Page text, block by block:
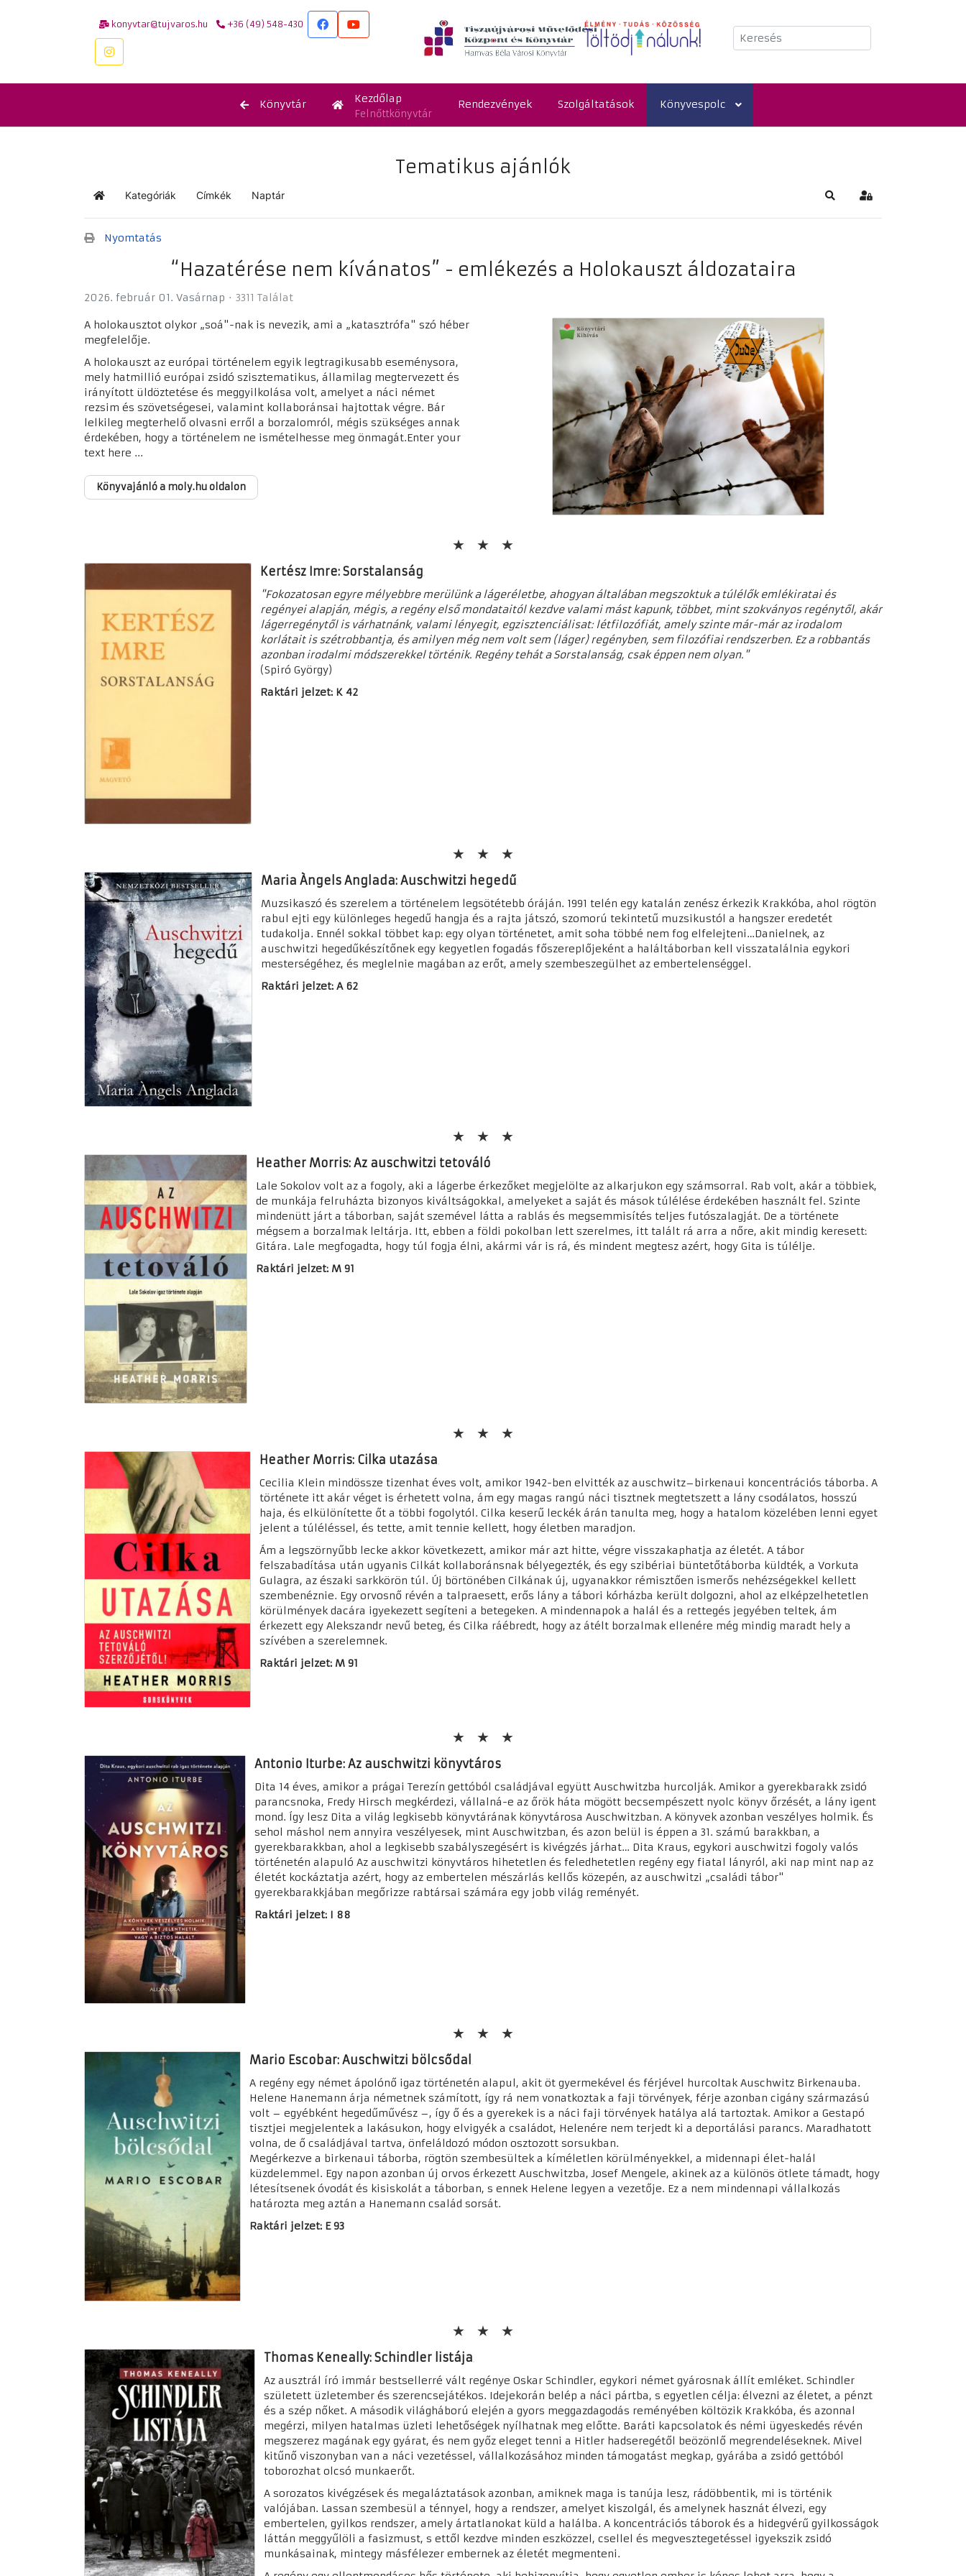
konyvtar@tujvaros.hu +36 (49) 548-430
Keresés
Könyvtár Kezdőlap
Felnőttkönyvtár
Rendezvények Szolgáltatások Könyvespolc
Tematikus ajánlók
KezdőlapKategóriák Címkék Naptár KeresésBejelentkezés
Nyomtatás
“Hazatérése nem kívánatos” - emlékezés a Holokauszt áldozataira
2026. február 01. Vasárnap 3311 Találat
A holokausztot olykor „soá"-nak is nevezik, ami a „katasztrófa" szó héber
megfelelője.
A holokauszt az európai történelem egyik legtragikusabb eseménysora,
mely hatmillió európai zsidó szisztematikus, államilag megtervezett és
irányított üldöztetése és meggyilkolása volt, amelyet a náci német
rezsim és szövetségesei, valamint kollaboránsai hajtottak végre. Bár
lelkileg megterhelő olvasni erről a borzalomról, mégis szükséges annak
érdekében, hogy a történelem ne ismételhesse meg önmagát.Enter your
text here ...
Könyvajánló a moly.hu oldalon
Kertész Imre: Sorstalanság
"Fokozatosan egyre mélyebbre merülünk a lágeréletbe, ahogyan általában megszoktuk a túlélők emlékiratai és
regényei alapján, mégis, a regény első mondataitól kezdve valami mást kapunk, többet, mint szokványos regénytől, akár
lágerregénytől is várhatnánk, valami lényegit, egzisztenciálisat: létfilozófiát, amely szinte már-már az irodalom
korlátait is szétrobbantja, és amilyen még nem volt sem (láger) regényben, sem filozófiai rendszerben. Ez a robbantás
azonban irodalmi módszerekkel történik. Regény tehát a Sorstalanság, csak éppen nem olyan."
(Spiró György)
Raktári jelzet: K 42
Maria Àngels Anglada: Auschwitzi hegedű
Muzsikaszó és szerelem a történelem legsötétebb óráján. 1991 telén egy katalán zenész érkezik Krakkóba, ahol rögtön
rabul ejti egy különleges hegedű hangja és a rajta játszó, szomorú tekintetű muzsikustól a hangszer eredetét
tudakolja. Ennél sokkal többet kap: egy olyan történetet, amit soha többé nem fog elfelejteni…Danielnek, az
auschwitzi hegedűkészítőnek egy kegyetlen fogadás főszereplőjeként a haláltáborban kell visszatalálnia egykori
mesterségéhez, és meglelnie magában az erőt, amely szembeszegülhet az embertelenséggel.
Raktári jelzet: A 62
Heather Morris: Az auschwitzi tetováló
Lale Sokolov volt az a fogoly, aki a lágerbe érkezőket megjelölte az alkarjukon egy számsorral. Rab volt, akár a többiek,
de munkája felruházta bizonyos kiváltságokkal, amelyeket a saját és mások túlélése érdekében használt fel. Szinte
mindenütt járt a táborban, saját szemével látta a rablás és megsemmisítés teljes futószalagját. De a története
mégsem a borzalmak leltárja. Itt, ebben a földi pokolban lett szerelmes, itt talált rá arra a nőre, akit mindig keresett:
Gitára. Lale megfogadta, hogy túl fogja élni, akármi vár is rá, és mindent megtesz azért, hogy Gita is túlélje.
Raktári jelzet: M 91
Heather Morris: Cilka utazása
Cecilia Klein mindössze tizenhat éves volt, amikor 1942-ben elvitték az auschwitz–birkenaui koncentrációs táborba. A
története itt akár véget is érhetett volna, ám egy magas rangú náci tisztnek megtetszett a lány csodálatos, hosszú
haja, és elkülönítette őt a többi fogolytól. Cilka keserű leckék árán tanulta meg, hogy a hatalom közelében lenni egyet
jelent a túléléssel, és tette, amit tennie kellett, hogy életben maradjon.
Ám a legszörnyűbb lecke akkor következett, amikor már azt hitte, végre visszakaphatja az életét. A tábor
felszabadítása után ugyanis Cilkát kollaboránsnak bélyegezték, és egy szibériai büntetőtáborba küldték, a Vorkuta
Gulagra, az északi sarkkörön túl. Új börtönében Cilkának új, ugyanakkor rémisztően ismerős nehézségekkel kellett
szembenéznie. Egy orvosnő révén a talpraesett, erős lány a tábori kórházba került dolgozni, ahol az elképzelhetetlen
körülmények dacára igyekezett segíteni a betegeken. A mindennapok a halál és a rettegés jegyében teltek, ám
érkezett egy Alekszandr nevű beteg, és Cilka ráébredt, hogy az átélt borzalmak ellenére még mindig maradt hely a
szívében a szerelemnek.
Raktári jelzet: M 91
Antonio Iturbe: Az auschwitzi könyvtáros
Dita 14 éves, amikor a prágai Terezín gettóból családjával együtt Auschwitzba hurcolják. Amikor a gyerekbarakk zsidó
parancsnoka, Fredy Hirsch megkérdezi, vállalná-e az őrök háta mögött becsempészett nyolc könyv őrzését, a lány igent
mond. Így lesz Dita a világ legkisebb könyvtárának könyvtárosa Auschwitzban. A könyvek azonban veszélyes holmik. És
sehol máshol nem annyira veszélyesek, mint Auschwitzban, és azon belül is éppen a 31. számú barakkban, a
gyerekbarakkban, ahol a legkisebb szabályszegésért is kivégzés járhat… Dita Kraus, egykori auschwitzi fogoly valós
történetén alapuló Az auschwitzi könyvtáros hihetetlen és feledhetetlen regény egy fiatal lányról, aki nap mint nap az
életét kockáztatja azért, hogy az embertelen mészárlás kellős közepén, az auschwitzi „családi tábor"
gyerekbarakkjában megőrizze rabtársai számára egy jobb világ reményét.
Raktári jelzet: I 88
Mario Escobar: Auschwitzi bölcsődal
A regény egy német ápolónő igaz történetén alapul, akit öt gyermekével és férjével hurcoltak Auschwitz Birkenauba.
Helene Hanemann árja németnek számított, így rá nem vonatkoztak a faji törvények, férje azonban cigány származású
volt – egyébként hegedűművész –, így ő és a gyerekek is a náci faji törvények hatálya alá tartoztak. Amikor a Gestapó
tisztjei megjelentek a lakásukon, hogy elvigyék a családot, Helenére nem terjedt ki a deportálási parancs. Maradhatott
volna, de ő családjával tartva, önfeláldozó módon osztozott sorsukban.
Megérkezve a birkenaui táborba, rögtön szembesültek a kíméletlen körülményekkel, a midennapi élet-halál
küzdelemmel. Egy napon azonban új orvos érkezett Auschwitzba, Josef Mengele, akinek az a különös ötlete támadt, hogy
létesítsenek óvodát és kisiskolát a táborban, s ennek Helene legyen a vezetője. Ez a nem mindennapi vállalkozás
határozta meg aztán a Hanemann család sorsát.
Raktári jelzet: E 93
Thomas Keneally: Schindler listája
Az ausztrál író immár bestsellerré vált regénye Oskar Schindler, egykori német gyárosnak állít emléket. Schindler
született üzletember és szerencsejátékos. Idejekorán belép a náci pártba, s egyetlen célja: élvezni az életet, a pénzt
és a szép nőket. A második világháború elején a gyors meggazdagodás reményében költözik Krakkóba, és azonnal
megérzi, milyen hatalmas üzleti lehetőségek nyílhatnak meg előtte. Baráti kapcsolatok és némi ügyeskedés révén
megszerez magának egy gyárat, és nem győz eleget tenni a Hitler hadseregétől beözönlő megrendeléseknek. Mivel
kitűnő viszonyban van a náci vezetéssel, vállalkozásához minden támogatást megkap, gyárába a zsidó gettóból
toborozhat olcsó munkaerőt.
A sorozatos kivégzések és megaláztatások azonban, amiknek maga is tanúja lesz, rádöbbentik, mi is történik
valójában. Lassan szembesül a ténnyel, hogy a rendszer, amelyet kiszolgál, és amelynek hasznát élvezi, egy
embertelen, gyilkos rendszer, amely ártatlanokat küld a halálba. A koncentrációs táborok és a hidegvérű gyilkosságok
láttán meggyűlöli a fasizmust, s ettől kezdve minden eszközzel, csellel és megvesztegetéssel igyekszik zsidó
munkásainak, mintegy másfélezer embernek az életét megmenteni.